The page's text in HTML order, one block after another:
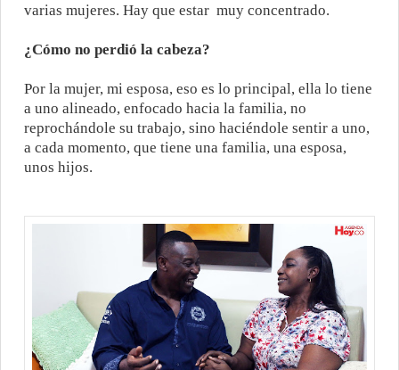
varias mujeres. Hay que estar muy concentrado.
¿Cómo no perdió la cabeza?
Por la mujer, mi esposa, eso es lo principal, ella lo tiene
a uno alineado, enfocado hacia la familia, no
reprochándole su trabajo, sino haciéndole sentir a uno,
a cada momento, que tiene una familia, una esposa,
unos hijos.